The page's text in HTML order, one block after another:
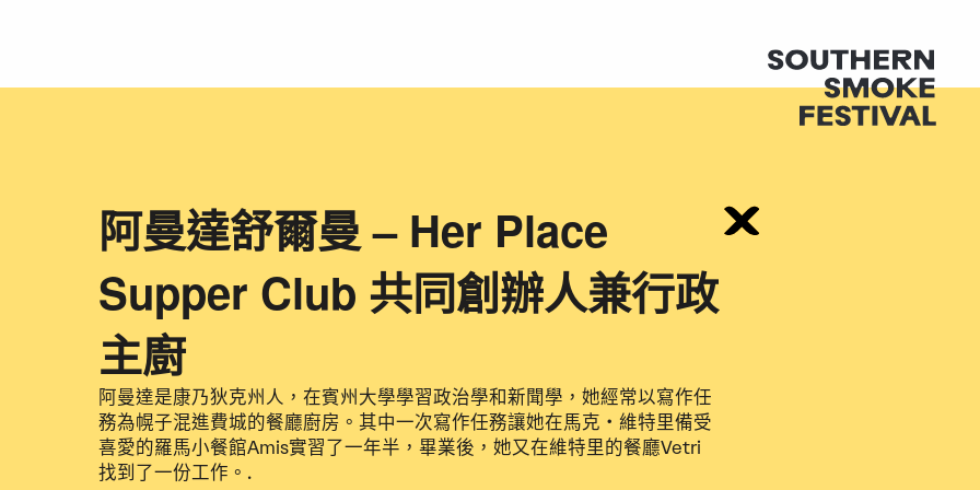
阿曼達舒爾曼 – Her Place
Supper Club 共同創辦人兼行政
主廚
阿曼達是康乃狄克州人，在賓州大學學習政治學和新聞學，她經常以寫作任
務為幌子混進費城的餐廳廚房。其中一次寫作任務讓她在馬克‧維特里備受
喜愛的羅馬小餐館Amis實習了一年半，畢業後，她又在維特里的餐廳Vetri
找到了一份工作。.